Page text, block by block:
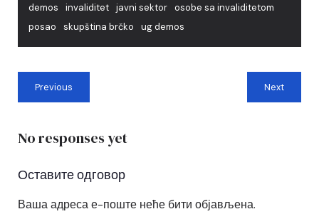
demos invaliditet javni sektor osobe sa invaliditetom
posao
skupština brčko ug demos
Previous Next
No responses yet
Оставите одговор
Ваша адреса е-поште неће бити објављена.